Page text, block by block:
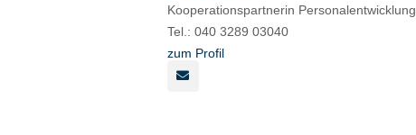
Kooperationspartnerin Personalentwicklung
Tel.: 040 3289 03040
zum Profil